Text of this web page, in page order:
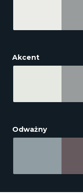
Akcent
Odważny